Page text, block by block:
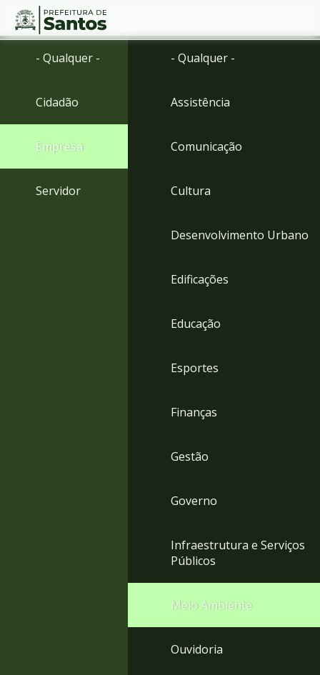
Ir
Ir
menu
Conteúdo
- Qualquer -
Cidadão
Empresa
Servidor
- Qualquer -
Assistência
Comunicação
Cultura
Desenvolvimento Urbano
Edificações
Educação
Esportes
Finanças
Gestão
Governo
Infraestrutura e Serviços
Públicos
Meio Ambiente
Ouvidoria